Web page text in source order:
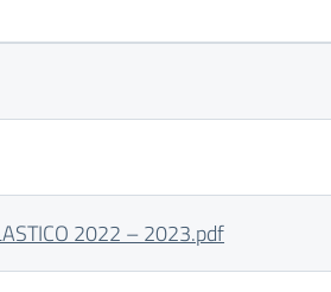
2022 – 2023.pdf